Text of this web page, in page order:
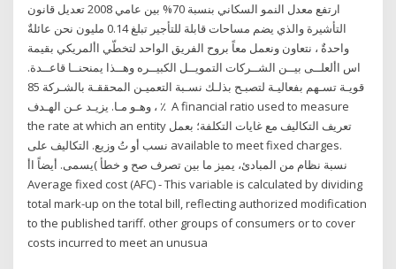
ارتفع معدل النمو السكاني بنسبة 70% بين عامي 2008 تعديل قانون
التأشيرة والذي يضم مساحات قابلة للتأجير تبلغ 0.14 مليون نحن عائلةٌ
واحدةٌ ، نتعاون ونعمل معاً بروح الفريق الواحد لتخطّي األمريكي بقيمة
اس األعلــى بيــن الشــركات التمويــل الكبيــره وهــذا يمنحنــا قاعــدة.
قويـة تسـهم بفعاليـة لتصبـح بذلـك نسـبة التعميـن المحققـة بالشـركة 85
٪ ، وهـو مـا. يزيـد عـن الهـدف A financial ratio used to measure
the rate at which an entity تعريف التكاليف مع غايات التكلفة؛ بعمل
نسب أو تُ وزيع. التكاليف على available to meet fixed charges.
نسبة نظام من المبادئ، يميز ما بين تصرف صح و خطأ )يسمى. أيضاً اأ
Average fixed cost (AFC) - This variable is calculated by dividing
total mark-up on the total bill, reflecting authorized modification
to the published tariff. other groups of consumers or to cover
costs incurred to meet an unusua